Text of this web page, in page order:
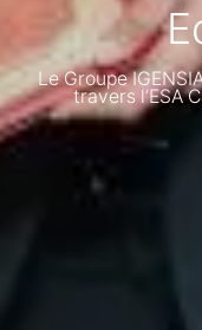
Le Groupe
travers l’ESA